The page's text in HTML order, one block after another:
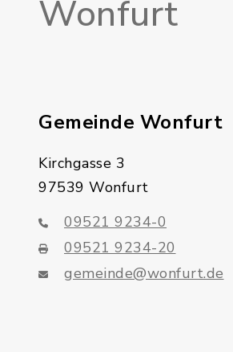
Wonfurt
Gemeinde Wonfurt
Kirchgasse 3
97539 Wonfurt
09521 9234-0
09521 9234-20
gemeinde@wonfurt.de